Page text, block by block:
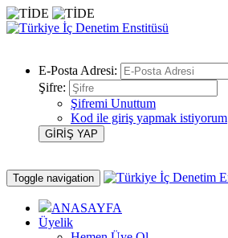
E-Posta Adresi:
Şifre:
Şifremi Unuttum
Kod ile giriş yapmak istiyorum
Toggle navigation
ANASAYFA
Üyelik